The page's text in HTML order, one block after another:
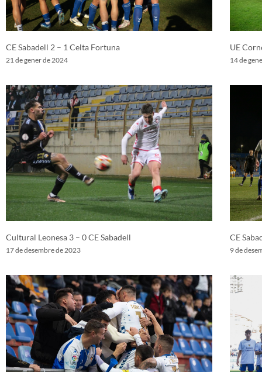
CE Sabadell 2 – 1 Celta Fortuna
21 de gener de 2024
UE
14 de
Cultural Leonesa 3 – 0 CE Sabadell
17 de desembre de 2023
CE
9 de